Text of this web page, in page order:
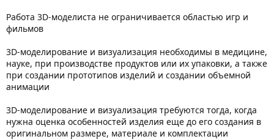
Работа 3D-моделиста не ограничивается областью игр и
фильмов
3D-моделирование и визуализация необходимы в медицине,
науке, при производстве продуктов или их упаковки, а также
при создании прототипов изделий и создании объемной
анимации
3D-моделирование и визуализация требуются тогда, когда
нужна оценка особенностей изделия еще до его создания в
оригинальном размере, материале и комплектации